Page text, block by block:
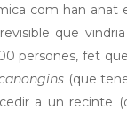
com han
que
persones, fet
(que
a un recinte